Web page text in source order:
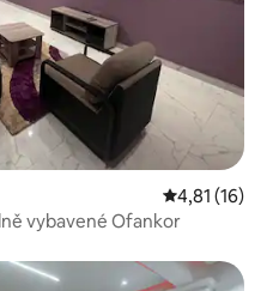
Průměrné
4,81 (16)
vybavené Ofankor